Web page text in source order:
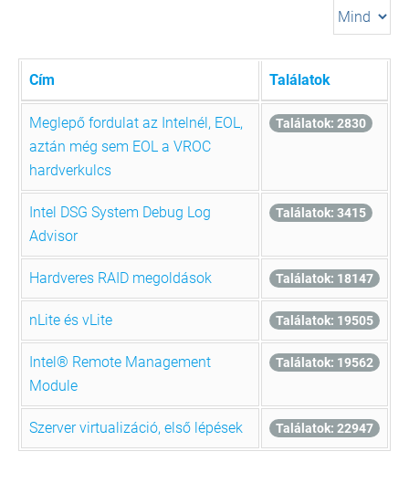
Tételek
#
Cím Találatok
Meglepő fordulat az Intelnél, EOL,
aztán még sem EOL a VROC
hardverkulcs
Találatok: 2830
Intel DSG System Debug Log
Advisor
Találatok: 3415
Hardveres RAID megoldások Találatok: 18147
nLite és vLite Találatok: 19505
Intel® Remote Management
Module
Találatok: 19562
Szerver virtualizáció, első lépések Találatok: 22947